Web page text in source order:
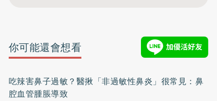
你可能還會想看
吃辣害鼻子過敏？醫揪「非過敏性鼻炎」很常見：鼻
腔血管腫脹導致